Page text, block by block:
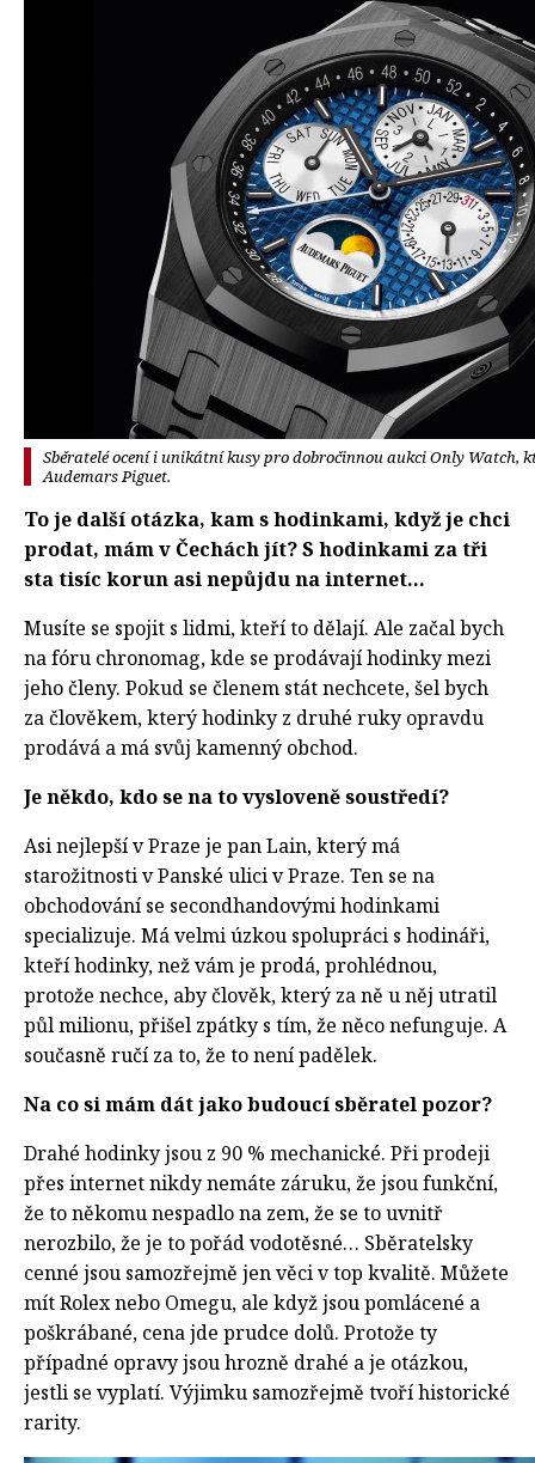
Sběratelé ocení i unikátní kusy pro dobročinnou aukci Only Watch,
Audemars Piguet.
To je další otázka, kam s hodinkami, když je chci
prodat, mám v Čechách jít? S hodinkami za tři
sta tisíc korun asi nepůjdu na internet…
Musíte se spojit s lidmi, kteří to dělají. Ale začal bych
na fóru chronomag, kde se prodávají hodinky mezi
jeho členy. Pokud se členem stát nechcete, šel bych
za člověkem, který hodinky z druhé ruky opravdu
prodává a má svůj kamenný obchod.
Je někdo, kdo se na to vysloveně soustředí?
Asi nejlepší v Praze je pan Lain, který má
starožitnosti v Panské ulici v Praze. Ten se na
obchodování se secondhandovými hodinkami
specializuje. Má velmi úzkou spolupráci s hodináři,
kteří hodinky, než vám je prodá, prohlédnou,
protože nechce, aby člověk, který za ně u něj utratil
půl milionu, přišel zpátky s tím, že něco nefunguje. A
současně ručí za to, že to není padělek.
Na co si mám dát jako budoucí sběratel pozor?
Drahé hodinky jsou z 90 % mechanické. Při prodeji
přes internet nikdy nemáte záruku, že jsou funkční,
že to někomu nespadlo na zem, že se to uvnitř
nerozbilo, že je to pořád vodotěsné… Sběratelsky
cenné jsou samozřejmě jen věci v top kvalitě. Můžete
mít Rolex nebo Omegu, ale když jsou pomlácené a
poškrábané, cena jde prudce dolů. Protože ty
případné opravy jsou hrozně drahé a je otázkou,
jestli se vyplatí. Výjimku samozřejmě tvoří historické
rarity.